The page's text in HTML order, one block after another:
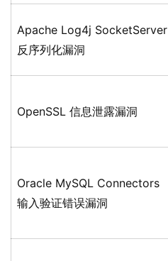
Apache Log4j SocketServer
反序列化漏洞
OpenSSL 信息泄露漏洞
Oracle MySQL Connectors
输入验证错误漏洞